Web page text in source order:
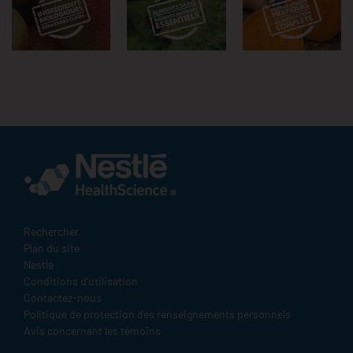
Terms
and
Condition
Footer
Rechercher
Plan du site
Nestlé
Conditions d'utilisation
Contactez-nous
Politique de protection des renseignements personnels
Avis concernant les témoins